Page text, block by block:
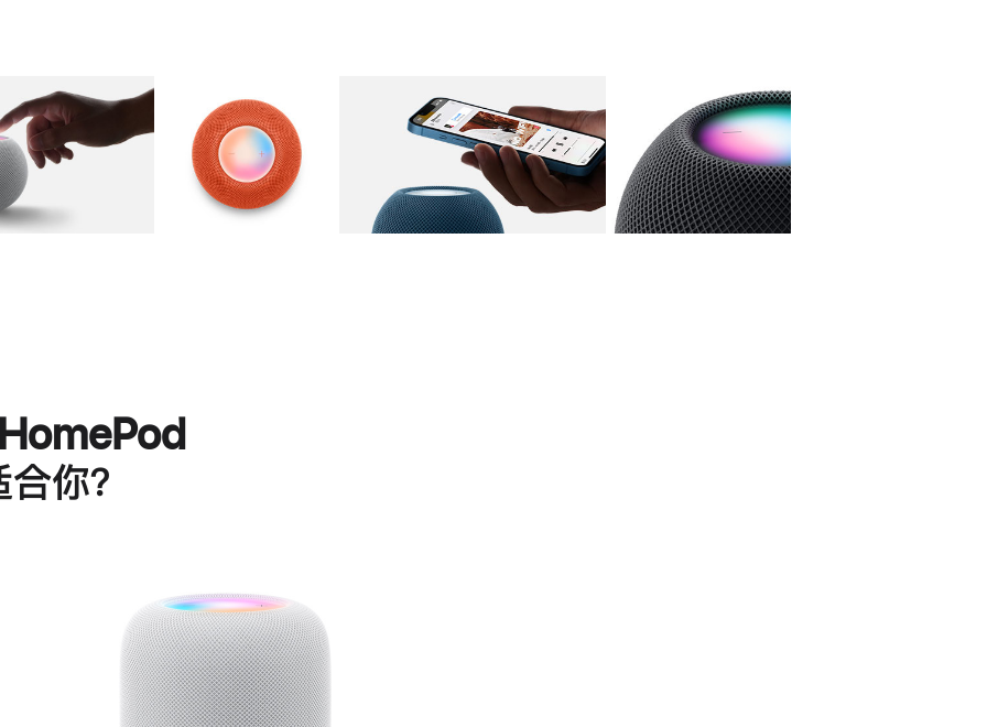
图库 图像 图库 图像 图库 图像 4 图库 图像 5
你？
进
一
步
了
解
HomePod<